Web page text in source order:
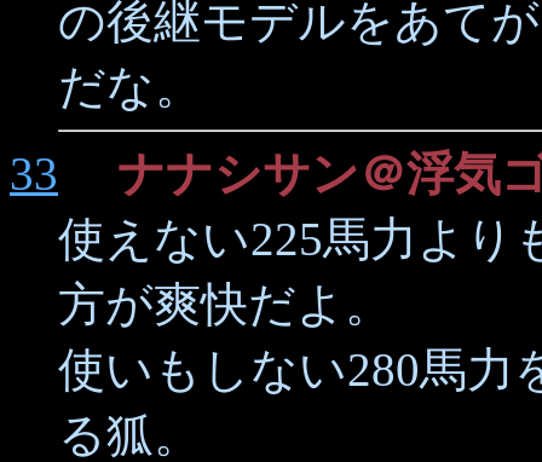
の後継モデルをあて
だな。
33
ナナシサン＠浮気
使えない225馬力より
方が爽快だよ。
使いもしない280馬力
る狐。